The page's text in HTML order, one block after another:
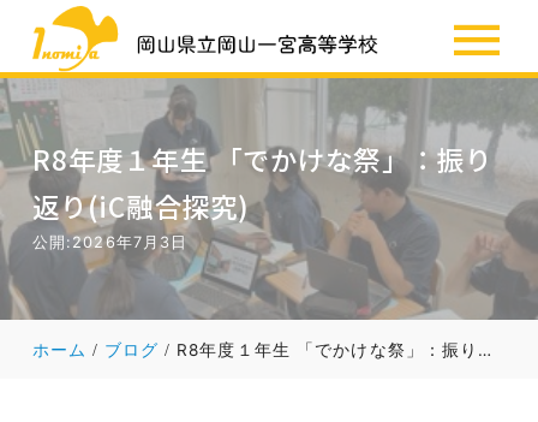
SSH
お知らせ
R8年度１年生 「でかけな祭」：振り
返り(iC融合探究)
公開:2026年7月3日
ホーム ブログ R8年度１年生 「でかけな祭」：振り返り(iC融合探究)